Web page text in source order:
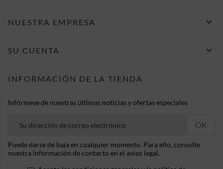
NUESTRA EMPRESA 
SU CUENTA 
INFORMACIÓN DE LA TIENDA
Infórmese de nuestras últimas noticias y ofertas especiales
Puede darse de baja en cualquier momento. Para ello, consulte
nuestra información de contacto en el aviso legal.